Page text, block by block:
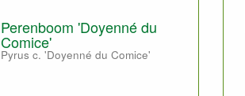
Perenboom 'Doyenné du
Comice'
Pyrus c. 'Doyenné du Comice'